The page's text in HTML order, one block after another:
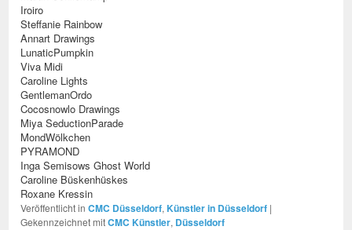
Iroiro
Steffanie Rainbow
Annart Drawings
LunaticPumpkin
Viva Midi
Caroline Lights
GentlemanOrdo
Cocosnowlo Drawings
Miya SeductionParade
MondWölkchen
PYRAMOND
Inga Semisows Ghost World
Caroline Büskenhüskes
Roxane Kressin
Veröffentlicht in CMC Düsseldorf,Künstler in Düsseldorf |
Gekennzeichnet mitCMC Künstler, Düsseldorf